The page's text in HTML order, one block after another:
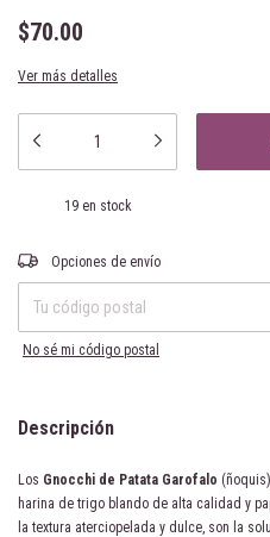
$70.00
Ver más detalles
19en stock
Entregas para el CP:
Opciones de envío
No sé mi código postal
Descripción
Los Gnocchi de Patata Garofalo
harina de trigo blando de alta calidad y
la textura aterciopelada y dulce, son la